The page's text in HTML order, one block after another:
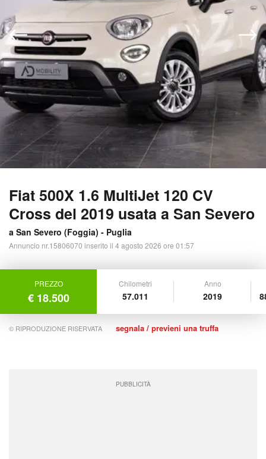
Fiat 500X 1.6 MultiJet 120 CV
Cross del 2019 usata a San Severo
a San Severo (Foggia) - Puglia
Annuncio nr.15806070 inserito il 4 agosto 2026 ore 01:57
PREZZO
€ 18.500
Chilometri
57.011
Anno
2019
© RIPRODUZIONE RISERVATA segnala / previeni una truffa
PUBBLICITÀ